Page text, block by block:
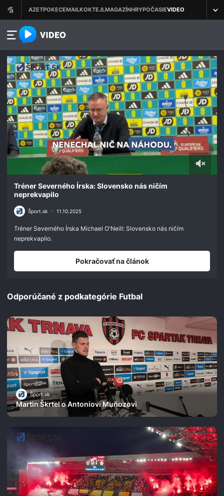
azet.video.sk
seconds
minutes,
seconds
Tréner Severného Írska: Slovensko nás ničím
neprekvapilo
Šport.sk • 11.10.2025
Tréner Severného Írska Michael O'Neill: Slovensko nás ničím
neprekvapilo.
Pokračovať na článok
Odporúčané z podkategórie Futbal
Šport.sk
Martin Škrtel o Antoniovi Muňozovi